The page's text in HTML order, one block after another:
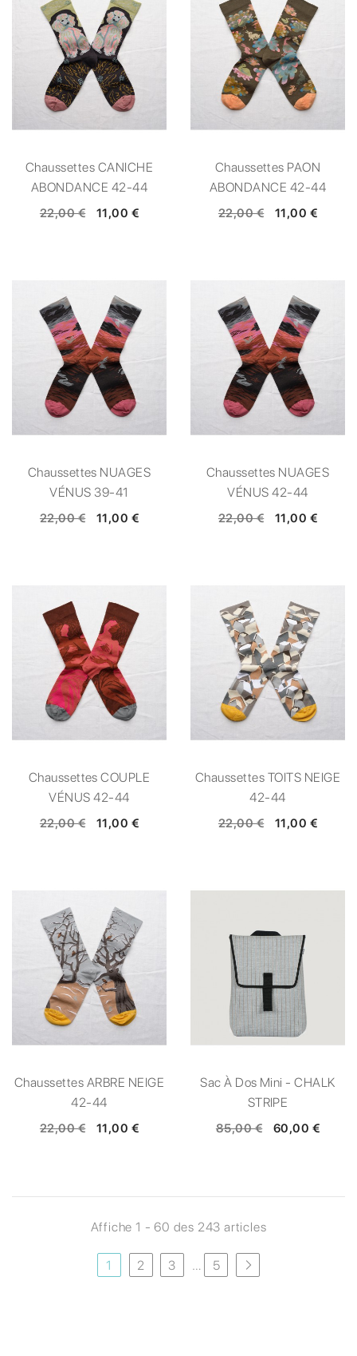
Chaussettes CANICHE
ABONDANCE 42-44
22,00 € 11,00 €
Chaussettes PAON
ABONDANCE 42-44
22,00 € 11,00 €
Chaussettes NUAGES
VÉNUS 39-41
22,00 € 11,00 €
Chaussettes NUAGES
VÉNUS 42-44
22,00 € 11,00 €
Chaussettes COUPLE
VÉNUS 42-44
22,00 € 11,00 €
Chaussettes TOITS NEIGE
42-44
22,00 € 11,00 €
Chaussettes ARBRE NEIGE
42-44
22,00 € 11,00 €
Sac À Dos Mini - CHALK
STRIPE
85,00 € 60,00 €
Affiche 1 - 60 des 243 articles
1 2 3 … 5